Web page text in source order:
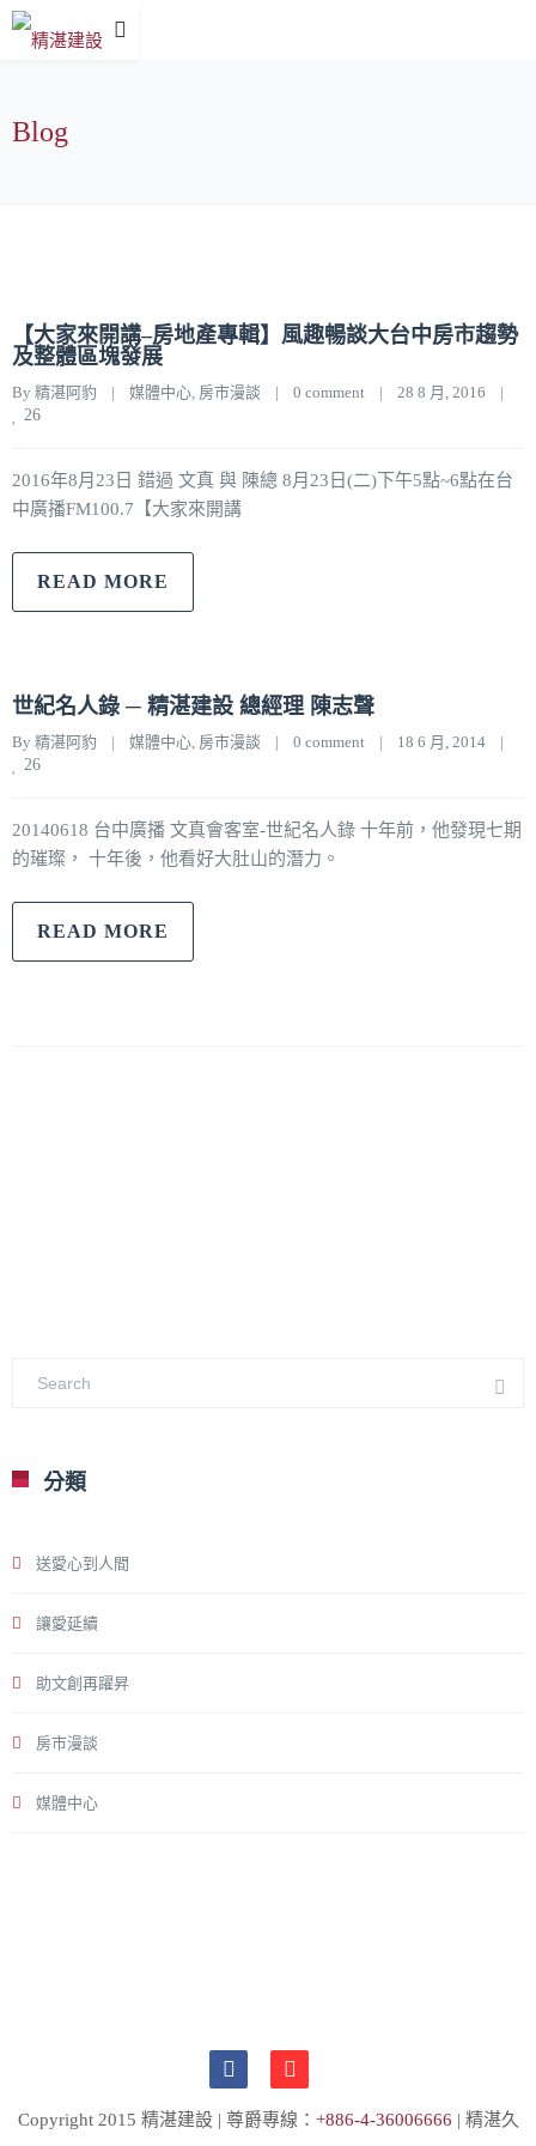
Blog
【大家來開講–房地產專輯】風趣暢談大台中房市趨勢
及整體區塊發展
By 精湛阿豹 | 媒體中心, 房市漫談 | 0 comment | 28 8 月, 2016 |
26
2016年8月23日 錯過 文真 與 陳總 8月23日(二)下午5點~6點在台
中廣播FM100.7【大家來開講
READ MORE
世紀名人錄 ─ 精湛建設 總經理 陳志聲
By 精湛阿豹 | 媒體中心, 房市漫談 | 0 comment | 18 6 月, 2014 |
26
20140618 台中廣播 文真會客室-世紀名人錄 十年前，他發現七期
的璀璨， 十年後，他看好大肚山的潛力。
READ MORE
分類
送愛心到人間
讓愛延續
助文創再躍昇
房市漫談
媒體中心
Copyright 2015 精湛建設 | 尊爵專線： +886-4-36006666 | 精湛久